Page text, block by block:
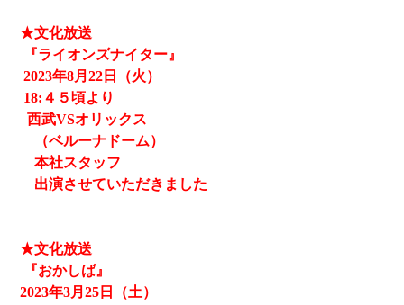
★文化放送
『ライオンズナイター』
2023年8月22日（火）
18:４５頃より
西武VSオリックス
（ベルーナドーム）
本社スタッフ
出演させていただきました
★文化放送
『おかしば』
2023年3月25日（土）